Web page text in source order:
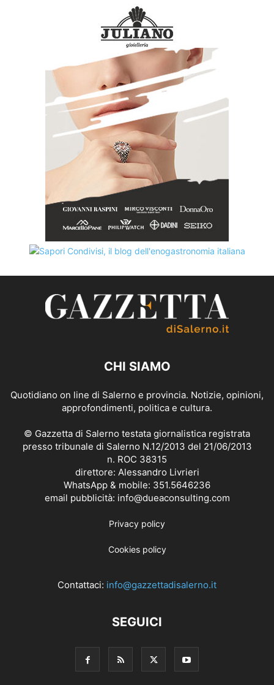
CHI SIAMO
Quotidiano on line di Salerno e provincia. Notizie, opinioni,
approfondimenti, politica e cultura.
© Gazzetta di Salerno testata giornalistica registrata
presso tribunale di Salerno N.12/2013 del 21/06/2013
n. ROC 38315
direttore: Alessandro Livrieri
WhatsApp & mobile: 351.5646236
email pubblicità: info@dueaconsulting.com
Privacy policy
Cookies policy
Contattaci: info@gazzettadisalerno.it
SEGUICI